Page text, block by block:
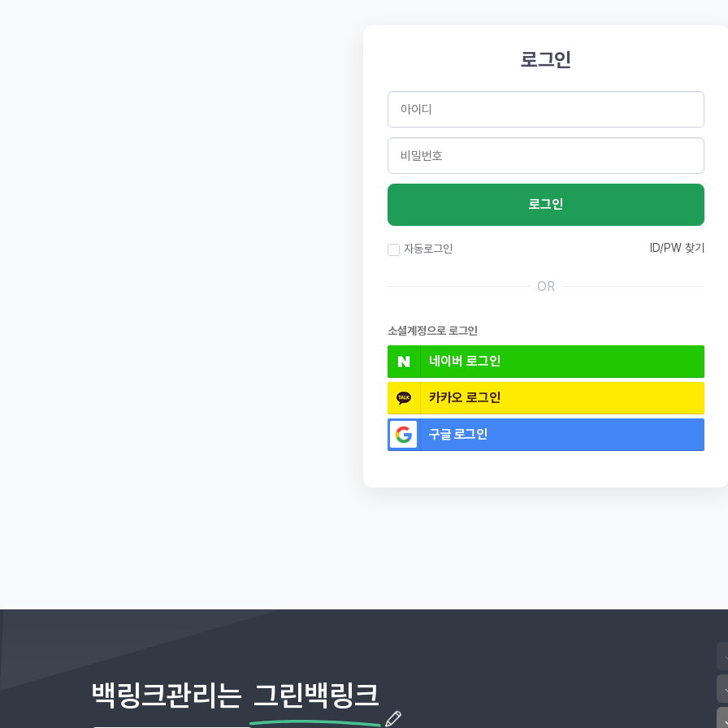
로그인
로그인
자동로그인 ID/PW 찾기
OR
소셜계정으로 로그인
네이버 로그인
카카오 로그인
구글 로그인
백링크관리는 그린백링크